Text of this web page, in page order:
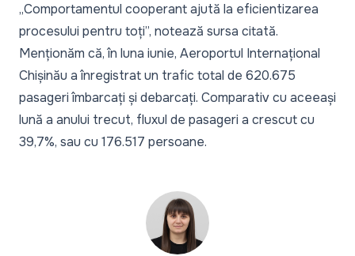
„Comportamentul cooperant ajută la eficientizarea
procesului pentru toți”, notează sursa citată.
Menționăm că, în luna iunie, Aeroportul Internațional
Chișinău a înregistrat un trafic total de 620.675
pasageri îmbarcați și debarcați. Comparativ cu aceeași
lună a anului trecut, fluxul de pasageri a crescut cu
39,7%, sau cu 176.517 persoane.